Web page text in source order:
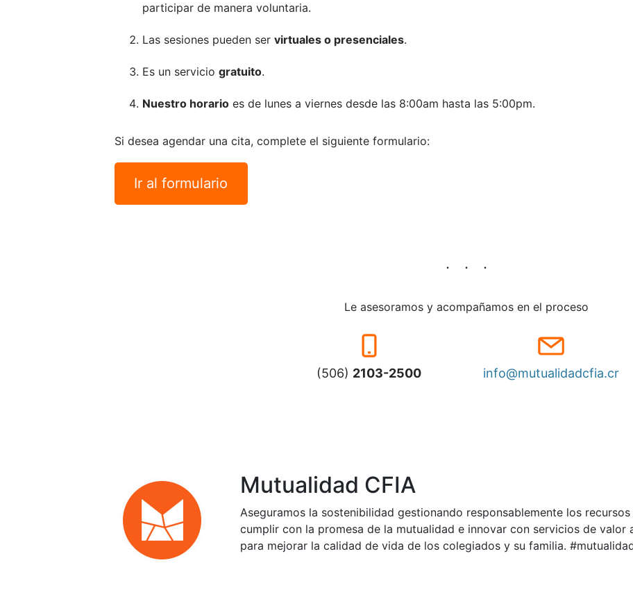
participar de manera voluntaria.
Las sesiones pueden ser virtuales o presenciales.
Es un servicio gratuito.
Nuestro horarioes de lunes a viernes desde las 8:00am hasta las 5:00pm.
Si desea agendar una cita, complete el siguiente formulario:
Ir al formulario
Le asesoramos y acompañamos en el proceso
(506) 2103-2500 info@mutualidadcfia.cr
Mutualidad CFIA
Aseguramos la sostenibilidad gestionando responsablemente los recursos
cumplir con la promesa de la mutualidad e innovar con servicios de valor
para mejorar la calidad de vida de los colegiados y su familia.